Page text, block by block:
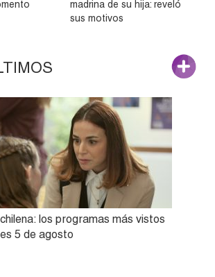
madrina de su hija: reveló
sus motivos
los programas más vistos
5 de agosto